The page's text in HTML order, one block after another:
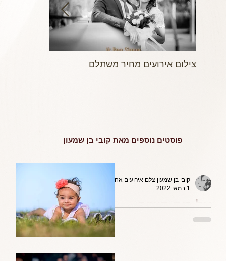
צילום אירועים מחיר משתלם
מה הופך
פוסטים נוספים מאת קובי בן שמעון
על מה חשוב
להקפיד ולשים דגש
כשמצלמים אירוע
קובי בן שמעון צלם אירועים אחר
1 במאי 2022